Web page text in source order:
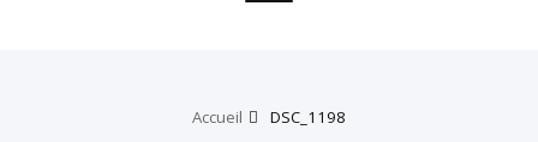
Accueil DSC_1198